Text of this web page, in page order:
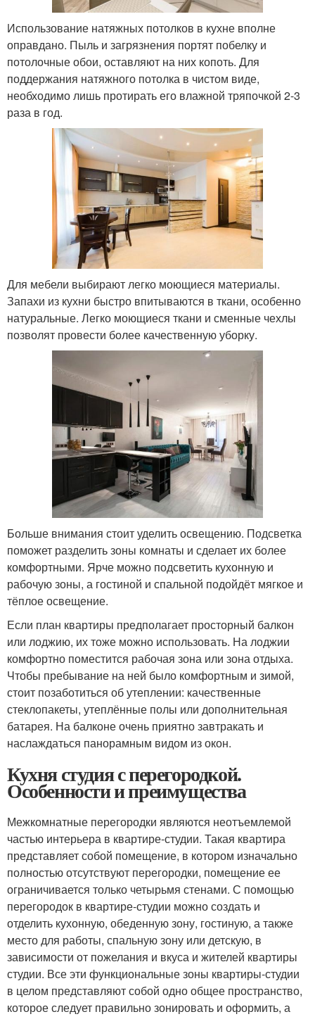
Использование натяжных потолков в кухне вполне
оправдано. Пыль и загрязнения портят побелку и
потолочные обои, оставляют на них копоть. Для
поддержания натяжного потолка в чистом виде,
необходимо лишь протирать его влажной тряпочкой 2-3
раза в год.
Для мебели выбирают легко моющиеся материалы.
Запахи из кухни быстро впитываются в ткани, особенно
натуральные. Легко моющиеся ткани и сменные чехлы
позволят провести более качественную уборку.
Больше внимания стоит уделить освещению. Подсветка
поможет разделить зоны комнаты и сделает их более
комфортными. Ярче можно подсветить кухонную и
рабочую зоны, а гостиной и спальной подойдёт мягкое и
тёплое освещение.
Если план квартиры предполагает просторный балкон
или лоджию, их тоже можно использовать. На лоджии
комфортно поместится рабочая зона или зона отдыха.
Чтобы пребывание на ней было комфортным и зимой,
стоит позаботиться об утеплении: качественные
стеклопакеты, утеплённые полы или дополнительная
батарея. На балконе очень приятно завтракать и
наслаждаться панорамным видом из окон.
Кухня студия с перегородкой.
Особенности и преимущества
Межкомнатные перегородки являются неотъемлемой
частью интерьера в квартире-студии. Такая квартира
представляет собой помещение, в котором изначально
полностью отсутствуют перегородки, помещение ее
ограничивается только четырьмя стенами. С помощью
перегородок в квартире-студии можно создать и
отделить кухонную, обеденную зону, гостиную, а также
место для работы, спальную зону или детскую, в
зависимости от пожелания и вкуса и жителей квартиры
студии. Все эти функциональные зоны квартиры-студии
в целом представляют собой одно общее пространство,
которое следует правильно зонировать и оформить, а